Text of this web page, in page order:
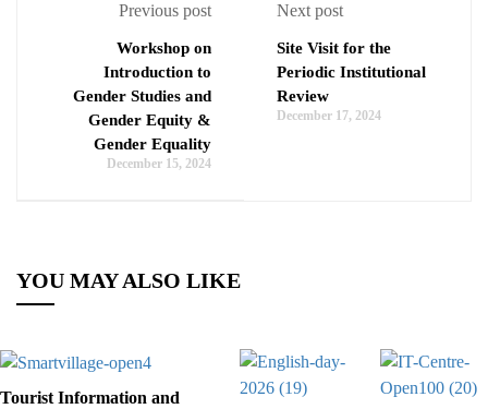
Previous post
Workshop on
Introduction to
Gender Studies and
Gender Equity &
Gender Equality
December 15, 2024
Next post
Site Visit for the
Periodic Institutional
Review
December 17, 2024
YOU MAY ALSO LIKE
Tourist Information and